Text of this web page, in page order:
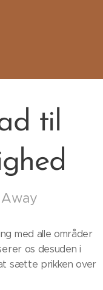
til
med alle områder
os desuden i
sætte prikken over